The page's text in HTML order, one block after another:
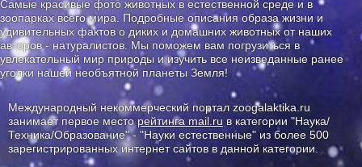
Самые красивые фото животных в естественной среде и в
зоопарках всего мира. Подробные описания образа жизни и
удивительных фактов о диких и домашних животных от наших
авторов - натуралистов. Мы поможем вам погрузиться в
увлекательный мир природы и изучить все неизведанные ранее
уголки нашей необъятной планеты Земля!
Международный некоммерческий портал zoogalaktika.ru
занимает первое месторейтинга mail.ru в категории "Наука/
Техника/Образование" - "Науки естественные" из более 500
зарегистрированных интернет сайтов в данной категории.